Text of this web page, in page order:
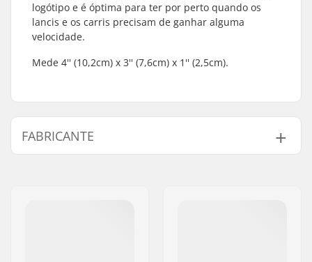
logótipo e é óptima para ter por perto quando os
lancis e os carris precisam de ganhar alguma
velocidade.
Mede 4'' (10,2cm) x 3'' (7,6cm) x 1'' (2,5cm).
FABRICANTE